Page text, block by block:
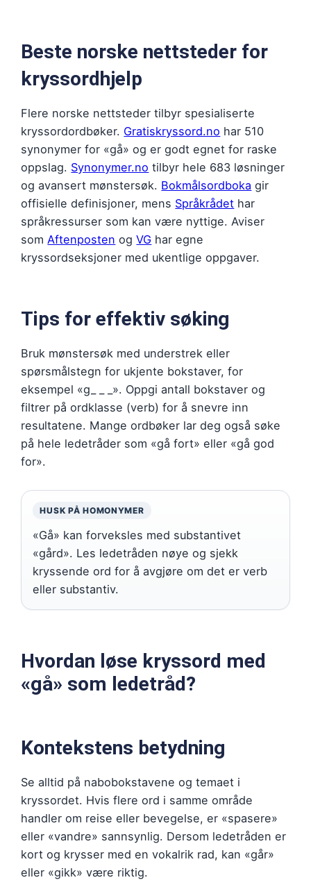
Beste norske nettsteder for
kryssordhjelp
Flere norske nettsteder tilbyr spesialiserte
kryssordordbøker. Gratiskryssord.no har 510
synonymer for «gå» og er godt egnet for raske
oppslag. Synonymer.no tilbyr hele 683 løsninger
og avansert mønstersøk. Bokmålsordboka gir
offisielle definisjoner, mens Språkrådet har
språkressurser som kan være nyttige. Aviser
som Aftenposten ogVG har egne
kryssordseksjoner med ukentlige oppgaver.
Tips for effektiv søking
Bruk mønstersøk med understrek eller
spørsmålstegn for ukjente bokstaver, for
eksempel «g_ _ _». Oppgi antall bokstaver og
filtrer på ordklasse (verb) for å snevre inn
resultatene. Mange ordbøker lar deg også søke
på hele ledetråder som «gå fort» eller «gå god
for».
HUSK PÅ HOMONYMER
«Gå» kan forveksles med substantivet
«gård». Les ledetråden nøye og sjekk
kryssende ord for å avgjøre om det er verb
eller substantiv.
Hvordan løse kryssord med
«gå» som ledetråd?
Kontekstens betydning
Se alltid på nabobokstavene og temaet i
kryssordet. Hvis flere ord i samme område
handler om reise eller bevegelse, er «spasere»
eller «vandre» sannsynlig. Dersom ledetråden er
kort og krysser med en vokalrik rad, kan «går»
eller «gikk» være riktig.